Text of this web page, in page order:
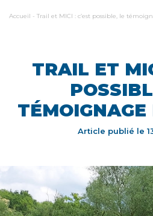
Accueil - Trail et MICI : c’est possible, le
TRAIL ET
TÉMOIGNAGE
Article publié le